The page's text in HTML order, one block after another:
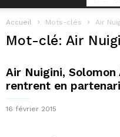
Accueil Mots-clés Air
Mot-clé: Air
Air Nuigini,
rentrent en
16 février 2015